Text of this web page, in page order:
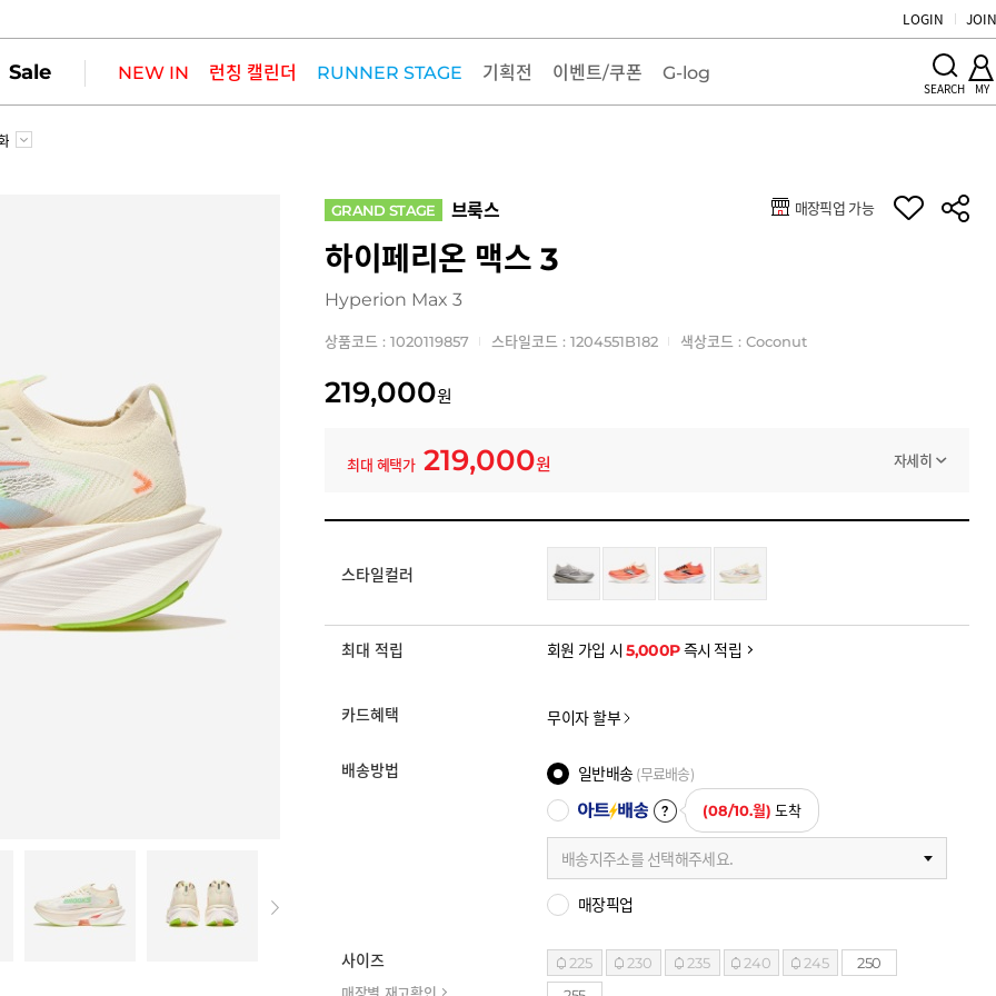
LOGIN
Sale NEW IN 런칭 캘린더 RUNNER STAGE 기획전 이벤트/쿠폰 G-log
SEARCH MY
GRAND STAGE 브룩스 매장픽업 가능
하이페리온 맥스 3
Hyperion Max 3
상품코드 : 1020119857 스타일코드 : 1204551B182 색상코드 : Coconut
219,000원
최대 혜택가 219,000원 자세히
스타일컬러
최대 적립 회원 가입 시5,000P즉시 적립
카드혜택 무이자 할부
배송방법 일반배송 (무료배송)
(08/10.월) 도착
배송지주소를 선택해주세요.
매장픽업
사이즈 225 230 235 240 245
250